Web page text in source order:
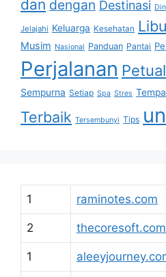
dan dengan Destinasi
Jelajahi Keluarga Kesehatan
Musim Nasional Panduan Pantai
Perjalanan
Sempurna Setiap Spa Stres
Terbaik Tersembunyi Tips
1 raminotes.com
2 thecoresoft.com
1